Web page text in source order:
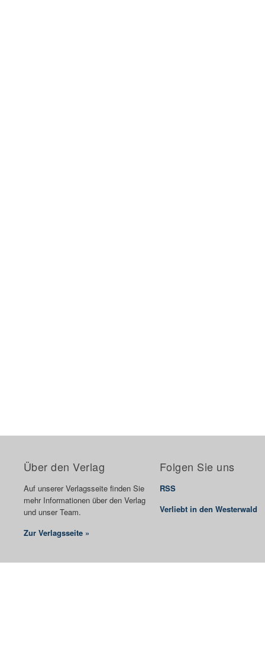
Über den Verlag
Auf unserer Verlagsseite finden Sie
mehr Informationen über den Verlag
und unser Team.
Zur Verlagsseite »
Folgen Sie uns
RSS
Verliebt in den Westerwald